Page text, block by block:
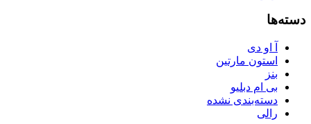
دسته‌ها
آ او دی
استون مارتین
بنز
بی ام دبلیو
دسته‌بندی نشده
رالی